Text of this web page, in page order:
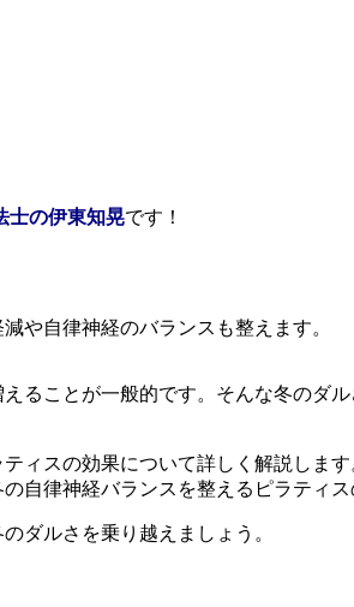
士の伊東知晃です！
や自律神経のバランスも整えます。
ることが一般的です。そんな冬のダ
ィスの効果について詳しく解説しま
自律神経バランスを整えるピラティス
ダルさを乗り越えましょう。